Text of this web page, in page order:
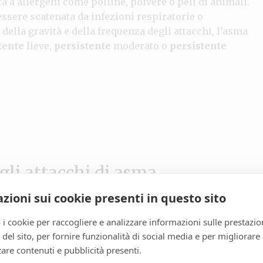
scatenata da infezioni respiratorie o
gravità e della frequenza degli attacchi, l’asma
lieve, persistente moderato o persistente
attacchi di asma
notevolmente da una persona all’altra,
sensibilità. Alcuni degli innescatori più comuni
dell’aria come fumi di sigaretta,
improvvisi. Inoltre, lo
stress
attività
di
sui cookie presenti in questo sito
cookie per raccogliere e analizzare informazioni sulle
sito, per fornire funzionalità di social media e per migliorare
contenuti e pubblicità presenti.